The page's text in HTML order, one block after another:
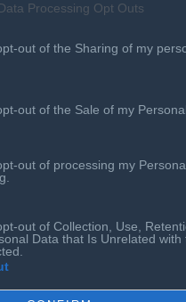
Processing Opt Outs
out of the Sharing of my
out of the Sale of my
out of processing my
out of Collection, Use,
Data that Is Unrelated
Όργανα
Ο ΣΕΠΕ
BRONZE AWARD